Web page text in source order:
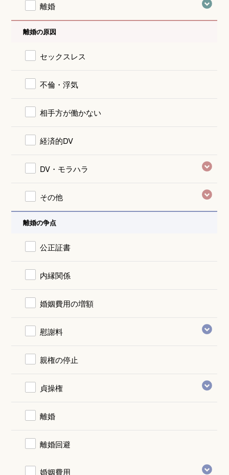
離婚
離婚の原因
セックスレス
不倫・浮気
相手方が働かない
経済的DV
DV・モラハラ
その他
離婚の争点
公正証書
内縁関係
婚姻費用の増額
慰謝料
親権の停止
貞操権
離婚
離婚回避
婚姻費用